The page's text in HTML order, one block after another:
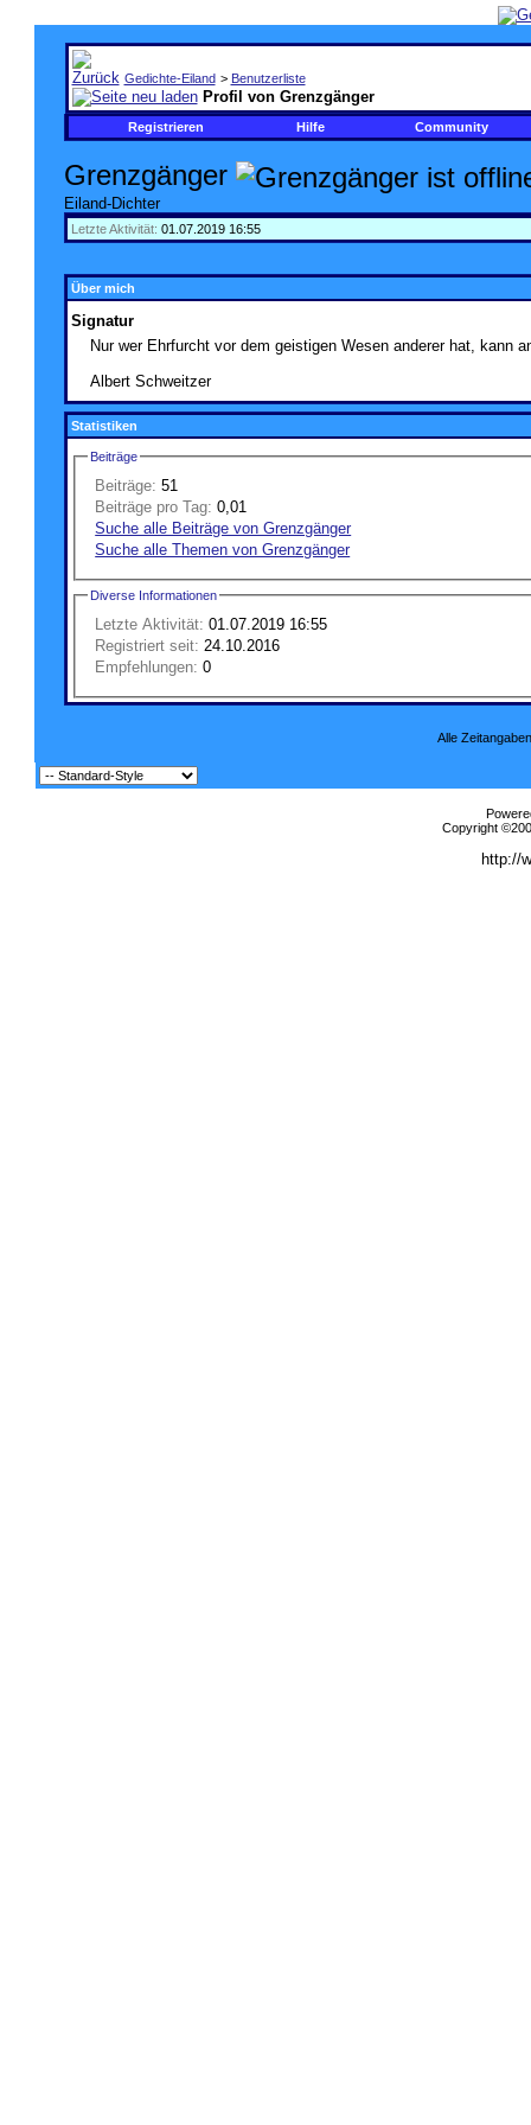
Gedichte-Eiland > Benutzerliste
Profil von Grenzgänger
Registrieren Hilfe Community
Grenzgänger
Eiland-Dichter
Letzte Aktivität: 01.07.2019 16:55
Über mich
Signatur
Nur wer Ehrfurcht vor dem geistigen Wesen anderer hat, kann
Albert Schweitzer
Statistiken
Beiträge
Beiträge: 51
Beiträge pro Tag: 0,01
Suche alle Beiträge von Grenzgänger
Suche alle Themen von Grenzgänger
Diverse Informationen
Letzte Aktivität: 01.07.2019 16:55
Registriert seit: 24.10.2016
Empfehlungen: 0
Alle
Copyright
http://